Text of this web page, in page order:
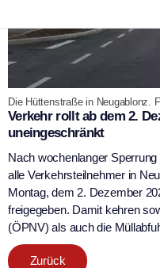
Die Hüttenstraße in Neugablonz.
Verkehr rollt ab dem 2.
uneingeschränkt
Nach wochenlanger
alle Verkehrsteilnehmer in
Montag, dem 2. Dezember
freigegeben. Damit kehren
(ÖPNV) als auch die
Zurück